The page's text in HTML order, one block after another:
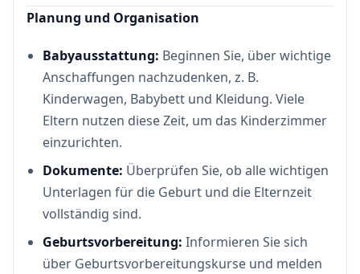
Planung und Organisation
Babyausstattung: Beginnen Sie, über wichtige
Anschaffungen nachzudenken, z. B.
Kinderwagen, Babybett und Kleidung. Viele
Eltern nutzen diese Zeit, um das Kinderzimmer
einzurichten.
Dokumente: Überprüfen Sie, ob alle wichtigen
Unterlagen für die Geburt und die Elternzeit
vollständig sind.
Geburtsvorbereitung: Informieren Sie sich
über Geburtsvorbereitungskurse und melden